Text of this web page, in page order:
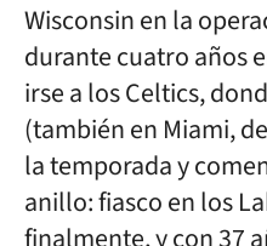
Wisconsin en la
durante cuatro años
irse a los Celtics,
(también en Miami,
la temporada y
anillo: fiasco en los